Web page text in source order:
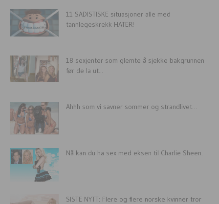
11 SADISTISKE situasjoner alle med
tannlegeskrekk HATER!
18 sexjenter som glemte å sjekke bakgrunnen
før de la ut...
Ahhh som vi savner sommer og strandlivet…
Nå kan du ha sex med eksen til Charlie Sheen.
SISTE NYTT: Flere og flere norske kvinner tror